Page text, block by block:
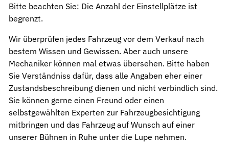
Bitte beachten Sie: Die Anzahl der Einstellplätze ist
begrenzt.
Wir überprüfen jedes Fahrzeug vor dem Verkauf nach
bestem Wissen und Gewissen. Aber auch unsere
Mechaniker können mal etwas übersehen. Bitte haben
Sie Verständniss dafür, dass alle Angaben eher einer
Zustandsbeschreibung dienen und nicht verbindlich sind.
Sie können gerne einen Freund oder einen
selbstgewählten Experten zur Fahrzeugbesichtigung
mitbringen und das Fahrzeug auf Wunsch auf einer
unserer Bühnen in Ruhe unter die Lupe nehmen.